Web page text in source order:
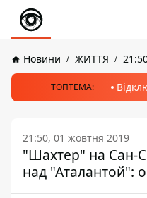
Новини ЖИТТЯ
ТОПТЕМА:
21:50, 01 жовтня 2019
"Шахтер" на Сан-
над "Аталантой":